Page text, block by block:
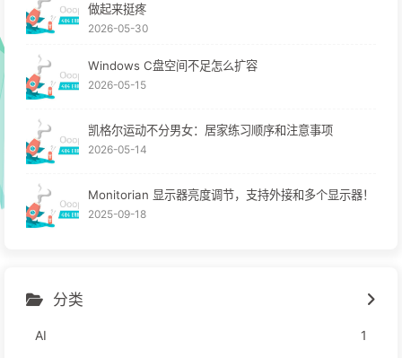
做起来挺疼
2026-05-30
Windows C盘空间不足怎么扩容
2026-05-15
凯格尔运动不分男女：居家练习顺序和注意事项
2026-05-14
Monitorian 显示器亮度调节，支持外接和多个显示器！
2025-09-18
分类
AI 1